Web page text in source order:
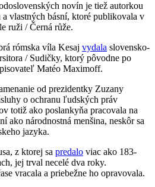
novín je tiež autorkou
vlastných básní, ktoré publikovala v
ruži / Černá růže.
rómska víla Kesaj vydala slovensko-
/ Sudičky, ktorý pôvodne po
Matéo Maximoff.
od prezidentky Zuzany
o ochranu ľudských práv
totiž ako poslankyňa pracovala na
ako národnostná menšina, neskôr sa
jazyka.
z ktorej sa predalo viac ako 183-
jej trval necelé dva roky.
vracala a priebežne ho opravovala.